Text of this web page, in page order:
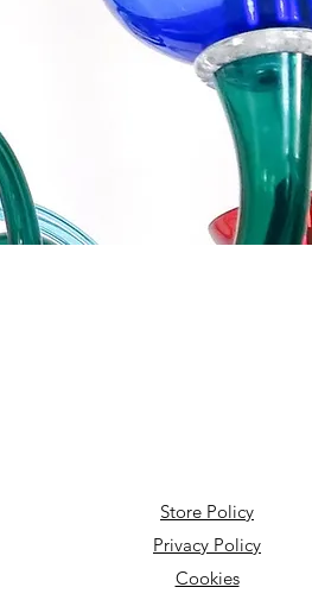
Store Policy
Privacy Policy
Cookies